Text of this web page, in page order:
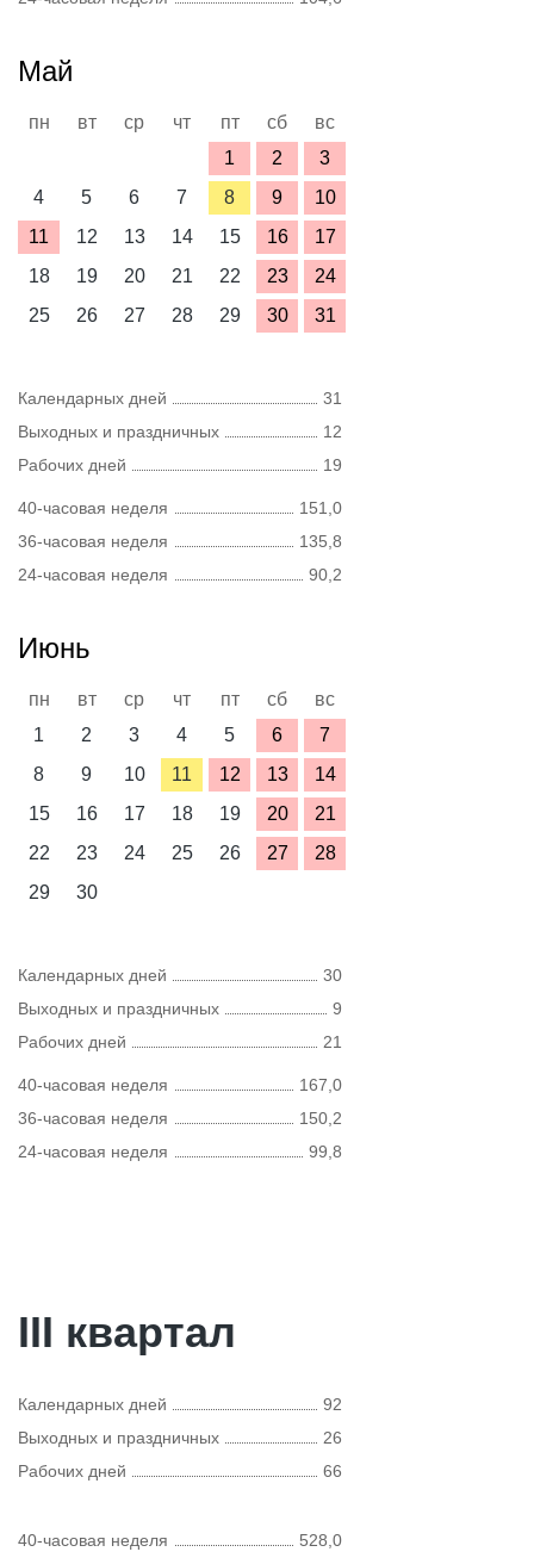
Май
пн вт ср чт пт сб
вс
1
2
3
4
5 6 7 8 9
10
11
12 13 14 15 16
17
18
19 20 21 22 23
24
25
26 27 28 29 30 31
Календарных дней
31
Выходных и праздничных
12
Рабочих дней
19
40-часовая неделя
151,0
36-часовая неделя
135,8
24-часовая неделя
90,2
Июнь
пн вт ср чт пт сб
вс
1
2 3 4 5 6
7
8
9 10 11 12 13
14
15
16 17 18 19 20
21
22
23 24 25 26 27
28
29
30
Календарных дней
30
Выходных и праздничных
9
Рабочих дней
21
40-часовая неделя
167,0
36-часовая неделя
150,2
24-часовая неделя
99,8
III квартал
Календарных дней
92
Выходных и праздничных
26
Рабочих дней
66
40-часовая неделя 528,0